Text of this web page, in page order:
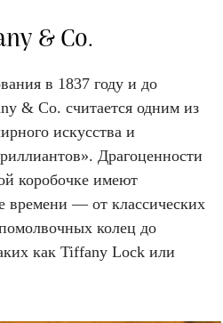
& Co.
в 1837 году и до
& Co. считается одним из
искусства и
Драгоценности
коробочке имеют
времени — от классических
колец до
как Tiffany Lock или